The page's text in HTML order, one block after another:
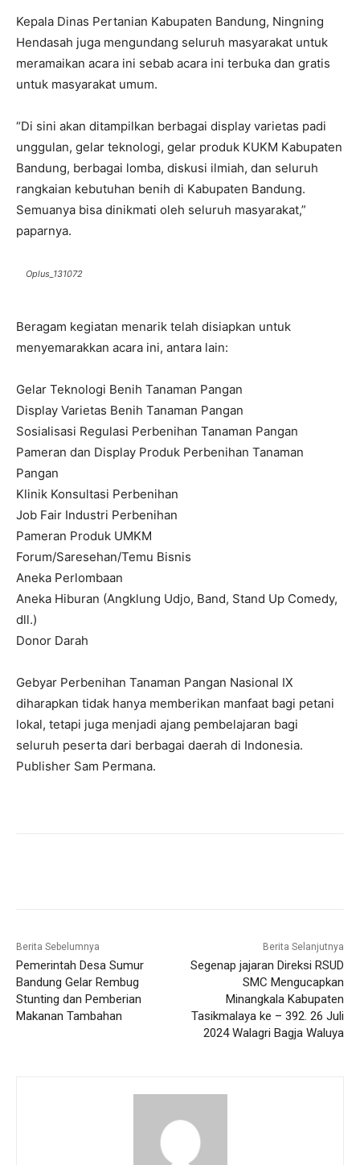
Kepala Dinas Pertanian Kabupaten Bandung, Ningning
Hendasah juga mengundang seluruh masyarakat untuk
meramaikan acara ini sebab acara ini terbuka dan gratis
untuk masyarakat umum.
“Di sini akan ditampilkan berbagai display varietas padi
unggulan, gelar teknologi, gelar produk KUKM Kabupaten
Bandung, berbagai lomba, diskusi ilmiah, dan seluruh
rangkaian kebutuhan benih di Kabupaten Bandung.
Semuanya bisa dinikmati oleh seluruh masyarakat,”
paparnya.
Oplus_131072
Beragam kegiatan menarik telah disiapkan untuk
menyemarakkan acara ini, antara lain:
Gelar Teknologi Benih Tanaman Pangan
Display Varietas Benih Tanaman Pangan
Sosialisasi Regulasi Perbenihan Tanaman Pangan
Pameran dan Display Produk Perbenihan Tanaman
Pangan
Klinik Konsultasi Perbenihan
Job Fair Industri Perbenihan
Pameran Produk UMKM
Forum/Saresehan/Temu Bisnis
Aneka Perlombaan
Aneka Hiburan (Angklung Udjo, Band, Stand Up Comedy,
dll.)
Donor Darah
Gebyar Perbenihan Tanaman Pangan Nasional IX
diharapkan tidak hanya memberikan manfaat bagi petani
lokal, tetapi juga menjadi ajang pembelajaran bagi
seluruh peserta dari berbagai daerah di Indonesia.
Publisher Sam Permana.
Berita Sebelumnya
Pemerintah Desa Sumur
Bandung Gelar Rembug
Stunting dan Pemberian
Makanan Tambahan
Berita Selanjutnya
Segenap jajaran Direksi RSUD
SMC Mengucapkan
Minangkala Kabupaten
Tasikmalaya ke – 392. 26 Juli
2024 Walagri Bagja Waluya